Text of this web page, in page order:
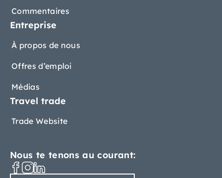
Commentaires
Entreprise
À propos de nous
Offres d’emploi
Médias
Travel trade
Trade Website
Nous te tenons au courant: